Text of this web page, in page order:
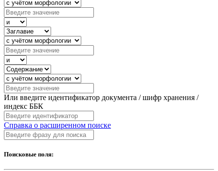
Или введите идентификатор документа / шифр хранения /
индекс ББК
Справка о расширенном поиске
Поисковые поля: